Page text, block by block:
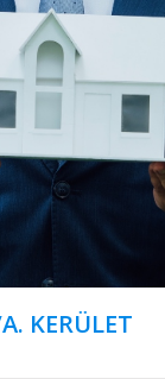
KERÜLET